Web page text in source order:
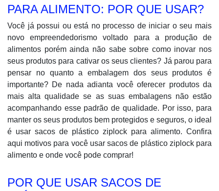
PARA ALIMENTO: POR QUE USAR?
Você já possui ou está no processo de iniciar o seu mais
novo empreendedorismo voltado para a produção de
alimentos porém ainda não sabe sobre como inovar nos
seus produtos para cativar os seus clientes? Já parou para
pensar no quanto a embalagem dos seus produtos é
importante? De nada adianta você oferecer produtos da
mais alta qualidade se as suas embalagens não estão
acompanhando esse padrão de qualidade. Por isso, para
manter os seus produtos bem protegidos e seguros, o ideal
é usar sacos de plástico ziplock para alimento. Confira
aqui motivos para você usar sacos de plástico ziplock para
alimento e onde você pode comprar!
POR QUE USAR SACOS DE